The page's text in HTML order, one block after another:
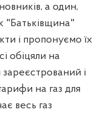
а один,
"Батьківщина"
і пропонуємо їх
обіцяли на
і
на газ для
весь газ